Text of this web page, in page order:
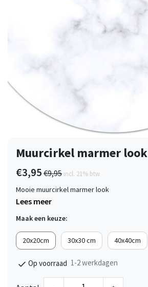
Muurcirkel marmer look
€3,95 €9,95 incl. 21% btw
Mooie muurcirkel marmer look
Lees meer
Maak een keuze:
20x20cm 30x30 cm 40x40cm
Op voorraad 1-2 werkdagen